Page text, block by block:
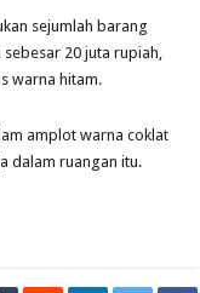
sejumlah barang
20 juta rupiah,
warna hitam.
amplot warna coklat
dalam ruangan itu.